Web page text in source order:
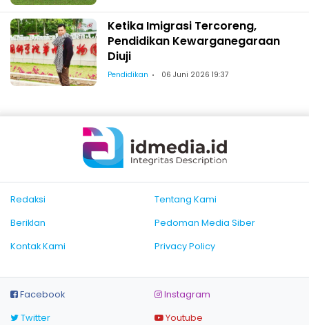
Ketika Imigrasi Tercoreng,
Pendidikan Kewarganegaraan
Diuji
Pendidikan 06 Juni 2026 19:37
Redaksi
Tentang Kami
Beriklan
Pedoman Media Siber
Kontak Kami
Privacy Policy
Facebook
Instagram
Twitter
Youtube